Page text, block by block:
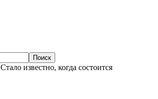
Стало известно, когда состоится